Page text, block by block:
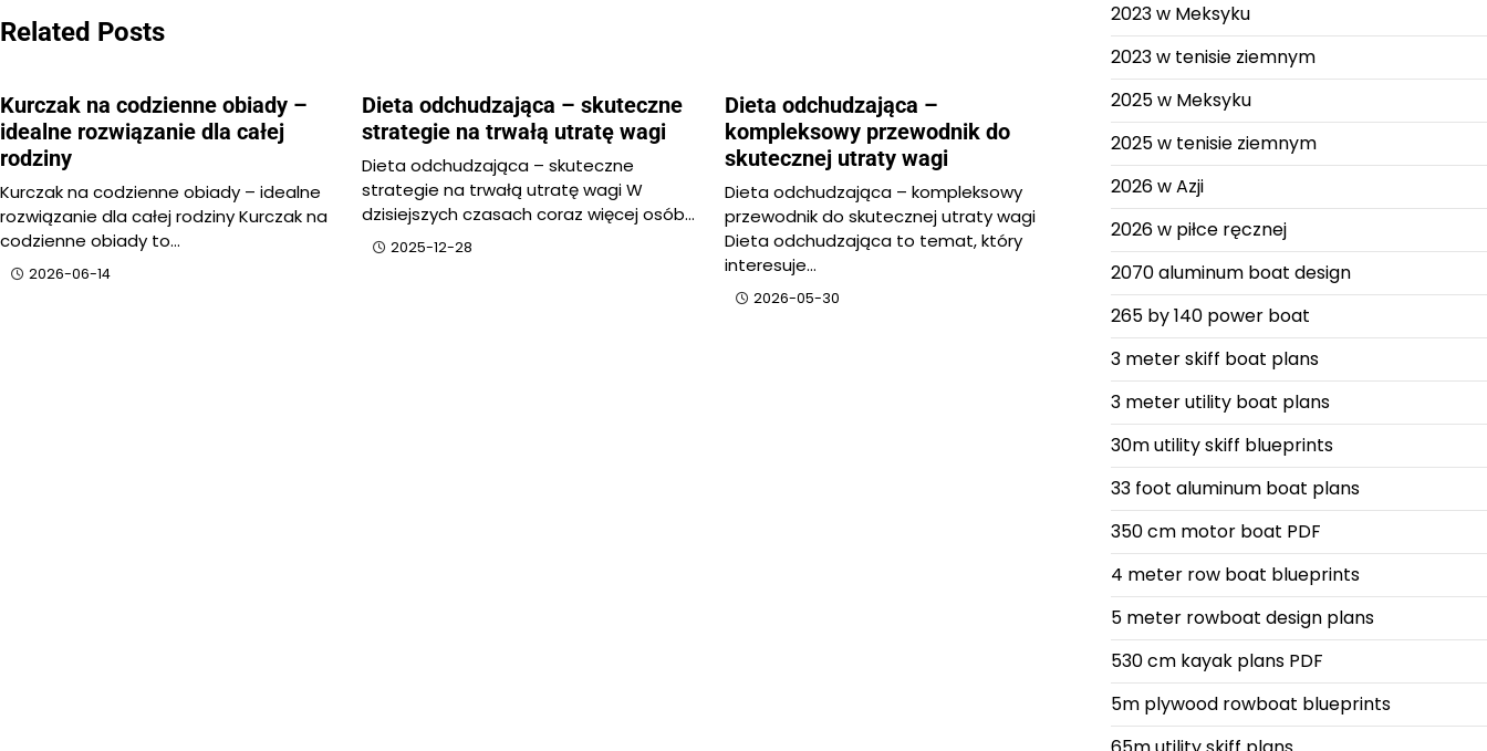
wpisu
Related Posts
Kurczak na codzienne obiady –
idealne rozwiązanie dla całej
rodziny
Kurczak na codzienne obiady – idealne
rozwiązanie dla całej rodziny Kurczak na
codzienne obiady to…
2026-06-14
Dieta odchudzająca – skuteczne
strategie na trwałą utratę wagi
Dieta odchudzająca – skuteczne
strategie na trwałą utratę wagi W
dzisiejszych czasach coraz więcej osób…
2025-12-28
Dieta odchudzająca –
kompleksowy przewodnik do
skutecznej utraty wagi
Dieta odchudzająca – kompleksowy
przewodnik do skutecznej utraty wagi
Dieta odchudzająca to temat, który
interesuje…
2026-05-30
2023 w Meksyku
2023 w tenisie ziemnym
2025 w Meksyku
2025 w tenisie ziemnym
2026 w Azji
2026 w piłce ręcznej
2070 aluminum boat design
265 by 140 power boat
3 meter skiff boat plans
3 meter utility boat plans
30m utility skiff blueprints
33 foot aluminum boat plans
350 cm motor boat PDF
4 meter row boat blueprints
5 meter rowboat design plans
530 cm kayak plans PDF
5m plywood rowboat blueprints